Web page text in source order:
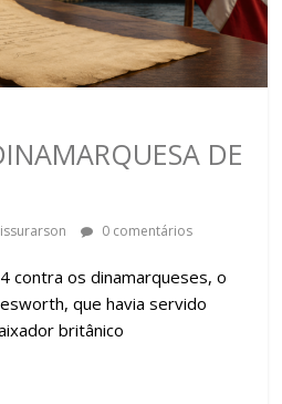
DE
0 comentários
contra os dinamarqueses, o
que havia servido
britânico